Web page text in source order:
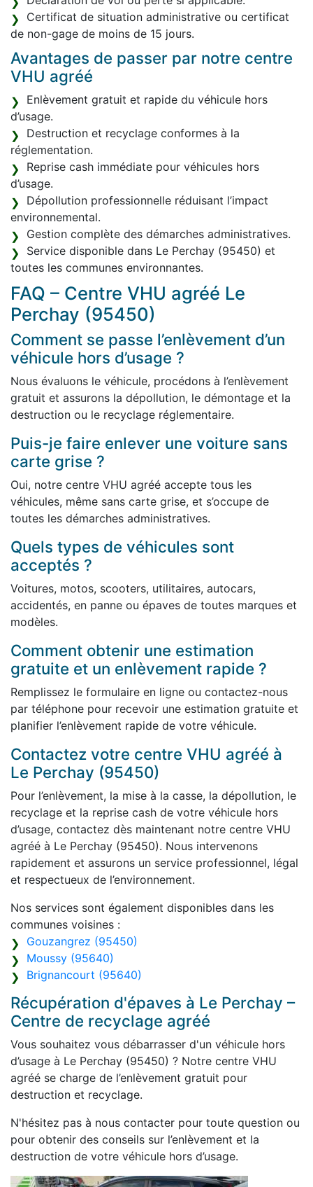
Certificat de situation administrative ou certificat
de non-gage de moins de 15 jours.
Avantages de passer par notre centre
VHU agréé
Enlèvement gratuit et rapide du véhicule hors
d’usage.
Destruction et recyclage conformes à la
réglementation.
Reprise cash immédiate pour véhicules hors
d’usage.
Dépollution professionnelle réduisant l’impact
environnemental.
Gestion complète des démarches administratives.
Service disponible dans Le Perchay (95450) et
toutes les communes environnantes.
FAQ – Centre VHU agréé Le
Perchay (95450)
Comment se passe l’enlèvement d’un
véhicule hors d’usage ?
Nous évaluons le véhicule, procédons à l’enlèvement
gratuit et assurons la dépollution, le démontage et la
destruction ou le recyclage réglementaire.
Puis-je faire enlever une voiture sans
carte grise ?
Oui, notre centre VHU agréé accepte tous les
véhicules, même sans carte grise, et s’occupe de
toutes les démarches administratives.
Quels types de véhicules sont
acceptés ?
Voitures, motos, scooters, utilitaires, autocars,
accidentés, en panne ou épaves de toutes marques et
modèles.
Comment obtenir une estimation
gratuite et un enlèvement rapide ?
Remplissez le formulaire en ligne ou contactez-nous
par téléphone pour recevoir une estimation gratuite et
planifier l’enlèvement rapide de votre véhicule.
Contactez votre centre VHU agréé à
Le Perchay (95450)
Pour l’enlèvement, la mise à la casse, la dépollution, le
recyclage et la reprise cash de votre véhicule hors
d’usage, contactez dès maintenant notre centre VHU
agréé à Le Perchay (95450). Nous intervenons
rapidement et assurons un service professionnel, légal
et respectueux de l’environnement.
Nos services sont également disponibles dans les
communes voisines :
Gouzangrez (95450)
Moussy (95640)
Brignancourt (95640)
Récupération d'épaves à Le Perchay –
Centre de recyclage agréé
Vous souhaitez vous débarrasser d'un véhicule hors
d’usage à Le Perchay (95450) ? Notre centre VHU
agréé se charge de l’enlèvement gratuit pour
destruction et recyclage.
N'hésitez pas à nous contacter pour toute question ou
pour obtenir des conseils sur l’enlèvement et la
destruction de votre véhicule hors d’usage.